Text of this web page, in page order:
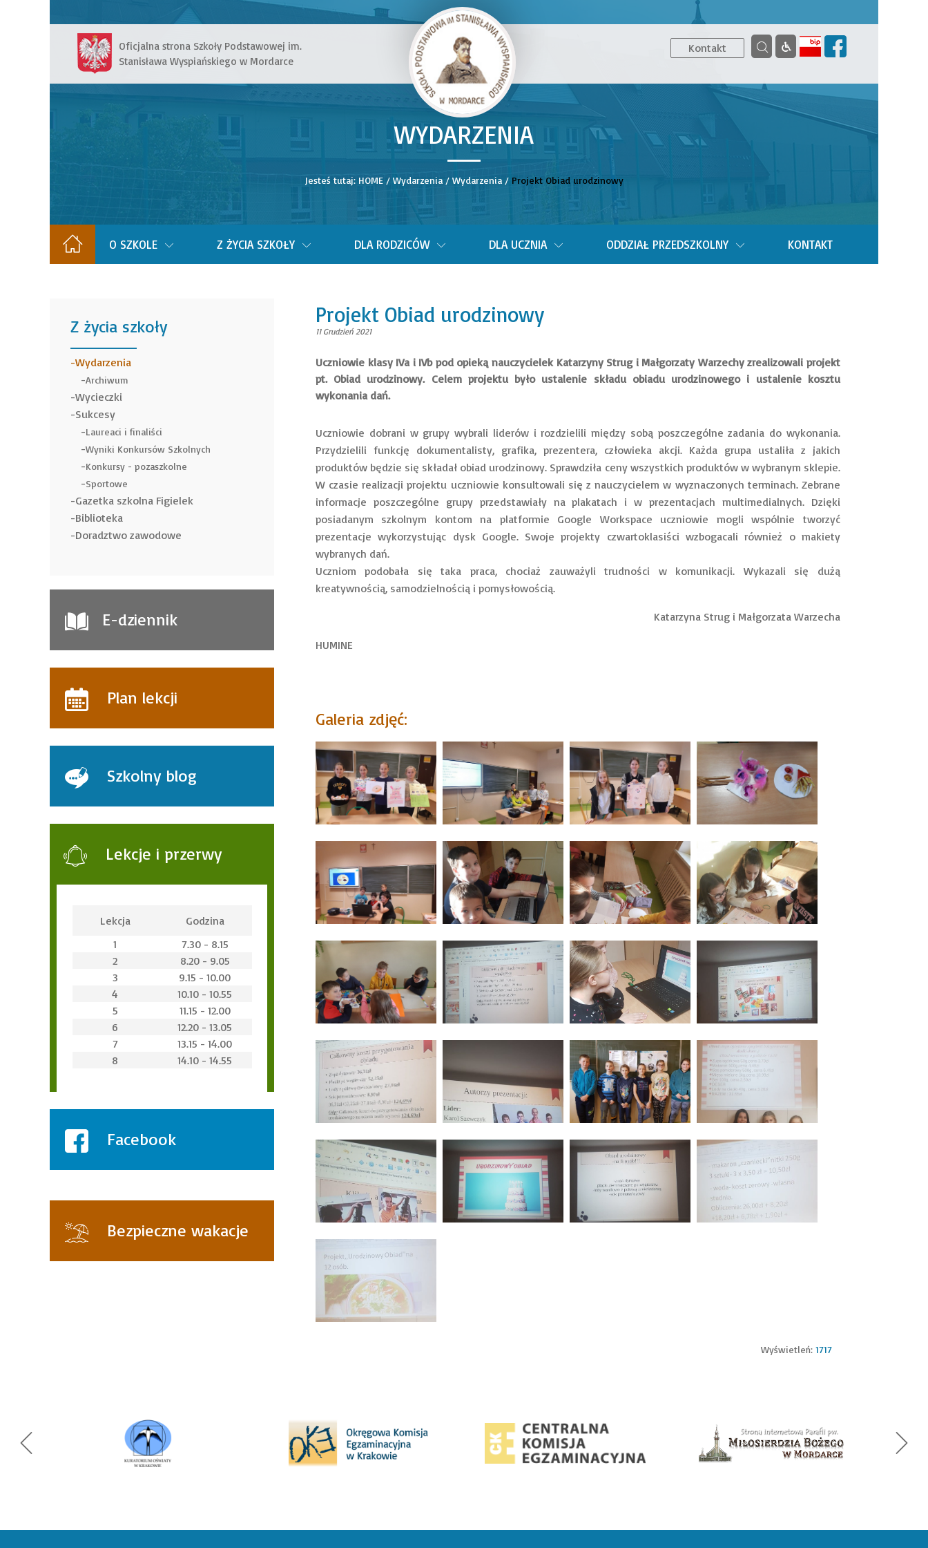
WYDARZENIA
__
Jesteś tutaj: HOME/ Wydarzenia/ Wydarzenia/ Projekt Obiad urodzinowy
Oficjalna strona Szkoły Podstawowej im.
Stanisława Wyspiańskiego w Mordarce
Kontakt
O SZKOLE Z ŻYCIA SZKOŁY DLA RODZICÓW DLA UCZNIA ODDZIAŁ PRZEDSZKOLNY KONTAKT
Z życia szkoły
______
Wydarzenia
Archiwum
Wycieczki
Sukcesy
Laureaci i finaliści
Wyniki Konkursów Szkolnych
Konkursy - pozaszkolne
Sportowe
Gazetka szkolna Figielek
Biblioteka
Doradztwo zawodowe
E-dziennik
Plan lekcji
Szkolny blog
Lekcje i przerwy
Lekcja
Godzina
1
7.30 - 8.15
2
8.20 - 9.05
3
9.15 - 10.00
4
10.10 - 10.55
5
11.15 - 12.00
6
12.20 - 13.05
7
13.15 - 14.00
8
14.10 - 14.55
Facebook
Bezpieczne wakacje
Projekt Obiad urodzinowy
11 Grudzień 2021
Uczniowie klasy IVa i IVb pod opieką nauczycielek Katarzyny Strug i Małgorzaty Warzechy zrealizowali projekt
pt. Obiad urodzinowy. Celem projektu było ustalenie składu obiadu urodzinowego i ustalenie kosztu
wykonania dań.
Uczniowie dobrani w grupy wybrali liderów i rozdzielili między sobą poszczególne zadania do wykonania.
Przydzielili funkcję dokumentalisty, grafika, prezentera, człowieka akcji. Każda grupa ustaliła z jakich
produktów będzie się składał obiad urodzinowy. Sprawdziła ceny wszystkich produktów w wybranym sklepie.
W czasie realizacji projektu uczniowie konsultowali się z nauczycielem w wyznaczonych terminach. Zebrane
informacje poszczególne grupy przedstawiały na plakatach i w prezentacjach multimedialnych. Dzięki
posiadanym szkolnym kontom na platformie Google Workspace uczniowie mogli wspólnie tworzyć
prezentacje wykorzystując dysk Google. Swoje projekty czwartoklasiści wzbogacali również o makiety
wybranych dań.
Uczniom podobała się taka praca, chociaż zauważyli trudności w komunikacji. Wykazali się dużą
kreatywnością, samodzielnością i pomysłowością.
Katarzyna Strug i Małgorzata Warzecha
HUMINE
Galeria zdjęć:
Wyświetleń: 1717